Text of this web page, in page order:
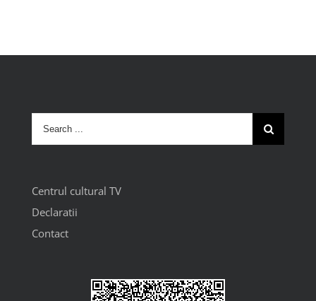
Centrul cultural TV
Declaratii
Contact